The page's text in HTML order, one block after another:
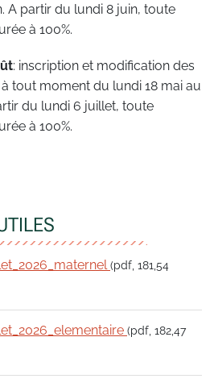
A partir du lundi 8 juin, toute
à 100%.
: inscription et modification des
tout moment du lundi 18 mai au
du lundi 6 juillet, toute
à 100%.
(pdf, 181,54
(pdf, 182,47